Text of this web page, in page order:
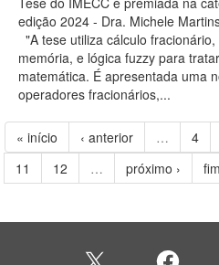
edição 2024 - Dra. Michele
"A tese utiliza cálculo
memória, e lógica fuzzy para
matemática. É apresentada uma
operadores fracionários,...
« início ‹ anterior … 4
11
12 … próximo ›